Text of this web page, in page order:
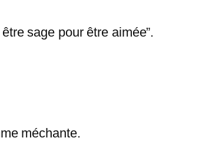
sage pour être aimée”.
méchante.